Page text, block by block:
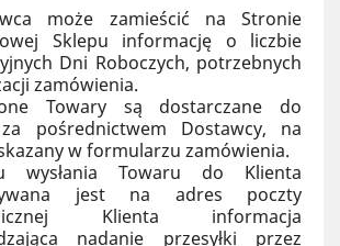
może zamieścić na Stronie
Sklepu informację o liczbie
Dni Roboczych, potrzebnych
zamówienia.
Towary są dostarczane do
pośrednictwem Dostawcy, na
w formularzu zamówienia.
wysłania Towaru do Klienta
jest na adres poczty
Klienta informacja
nadanie przesyłki przez